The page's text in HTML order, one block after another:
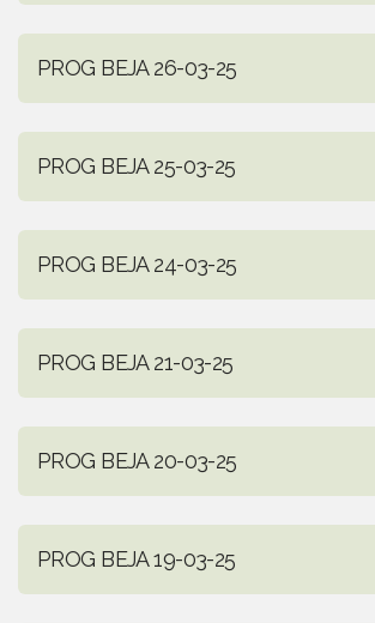
PROG BEJA 26-03-25
PROG BEJA 25-03-25
PROG BEJA 24-03-25
PROG BEJA 21-03-25
PROG BEJA 20-03-25
PROG BEJA 19-03-25